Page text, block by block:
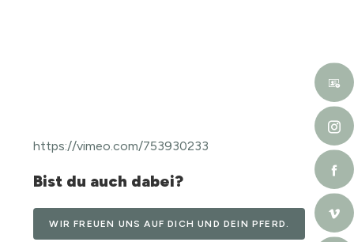
https://vimeo.com/753930233
Bist du auch dabei?
WIR FREUEN UNS AUF DICH UND DEIN PFERD.